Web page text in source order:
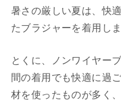
暑さの厳しい夏は、快
たブラジャーを着用しま
とくに、ノンワイヤー
間の着用でも快適に過
材を使ったものが多く